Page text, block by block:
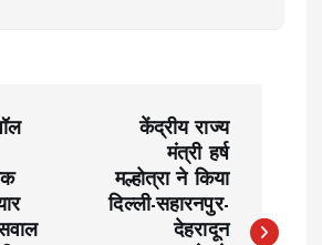
केंद्रीय राज्य
मंत्री हर्ष
मल्होत्रा ने किया
दिल्ली-सहारनपुर-
देहरादून